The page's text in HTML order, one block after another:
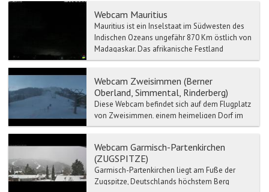
Webcam Mauritius
Mauritius ist ein Inselstaat im Südwesten des
Indischen Ozeans ungefähr 870 Km östlich von
Madagaskar. Das afrikanische Festland
befindet sich etwa...
Webcam Zweisimmen (Berner
Oberland, Simmental, Rinderberg)
Diese Webcam befindet sich auf dem Flugplatz
von Zweisimmen, einem heimeligen Dorf im
Berner Oberland. Zweisimmen bildet das Tor
Webcam Garmisch-Partenkirchen
(ZUGSPITZE)
Garmisch-Partenkirchen liegt am Fuße der
Zugspitze, Deutschlands höchstem Berg